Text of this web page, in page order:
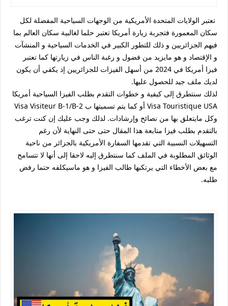
تعتبر الولايات المتحدة الأمريكية من الوجهات السياحية المفضلة لكل
سكان المعمورة فتجربة زيارة أمريكا تعتبر حلما لغالبية سكان العالم بما
فيهم الجزائريين و ذلك للتطور الكبير في الخدمات السياحية و المنشآت
و الإقتصاد و هو مايزيد من فضول و رغبة الناس في زيارتها كما تعتبر
فيزا أمريكا في 2024 من أسهل الفيزات للجزائريين إذ يكفي أن يكون
لديك ملف جيد للحصول عليها.
لذلك سنتطرق إلى كيفية و خطوات التقدم بطلب الفيزا السياحية أمريكا
Visa Touristique USA أو كما يتم تسميتها ب Visa Visiteur B-1/B-2
وكل مايتعلق بها من نصائح وإرشادات. لذلك وجب عليك إن كنت ترغب
بالتقدم بطلب فيزا متابعة هذا المقال حتى حتى النهاية لأن رغم
التسهيلات النسبية التي تقدمها السفارة الأمريكية بالجزائر من ناحية
الوثائق المطلوبة في الملف كما سنتطرق إليه لاحقا إلى أنها لا تتسامح
مع بعض الأخطاء التي يرتكبها طالب الفيزا و هو ماسيكلفه حتما رفض
طلبه.